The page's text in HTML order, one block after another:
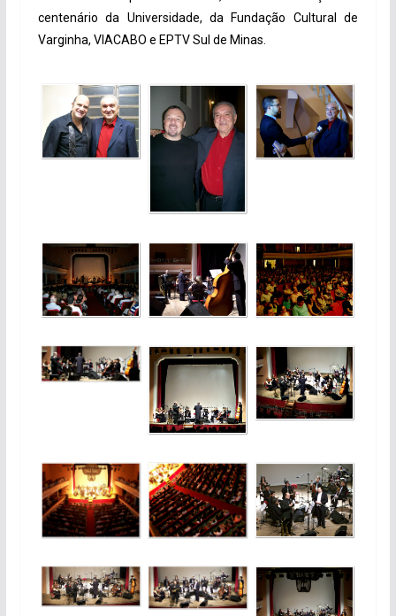
centenário da Universidade, da Fundação Cultural de
Varginha, VIACABO e EPTV Sul de Minas.